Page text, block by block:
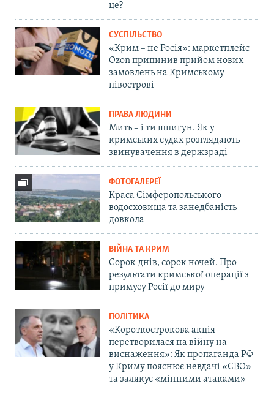
це?
СУСПІЛЬСТВО
«Крим – не Росія»: маркетплейс
Ozon припинив прийом нових
замовлень на Кримському
півострові
ПРАВА ЛЮДИНИ
Мить – і ти шпигун. Як у
кримських судах розглядають
звинувачення в держзраді
ФОТОГАЛЕРЕЇ
Краса Сімферопольського
водосховища та занедбаність
довкола
ВІЙНА ТА КРИМ
Сорок днів, сорок ночей. Про
результати кримської операції з
примусу Росії до миру
ПОЛІТИКА
«Короткострокова акція
перетворилася на війну на
виснаження»: Як пропаганда РФ
у Криму пояснює невдачі «СВО»
та залякує «мінними атаками»